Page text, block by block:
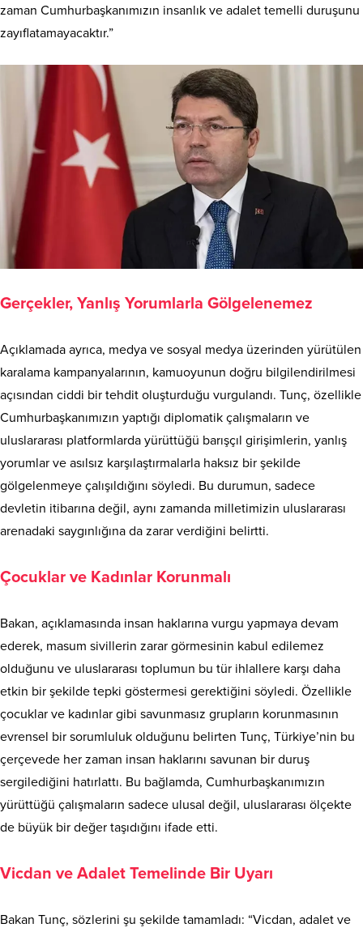
zaman Cumhurbaşkanımızın insanlık ve adalet temelli duruşunu
zayıflatamayacaktır.”
Gerçekler, Yanlış Yorumlarla Gölgelenemez
Açıklamada ayrıca, medya ve sosyal medya üzerinden yürütülen
karalama kampanyalarının, kamuoyunun doğru bilgilendirilmesi
açısından ciddi bir tehdit oluşturduğu vurgulandı. Tunç, özellikle
Cumhurbaşkanımızın yaptığı diplomatik çalışmaların ve
uluslararası platformlarda yürüttüğü barışçıl girişimlerin, yanlış
yorumlar ve asılsız karşılaştırmalarla haksız bir şekilde
gölgelenmeye çalışıldığını söyledi. Bu durumun, sadece
devletin itibarına değil, aynı zamanda milletimizin uluslararası
arenadaki saygınlığına da zarar verdiğini belirtti.
Çocuklar ve Kadınlar Korunmalı
Bakan, açıklamasında insan haklarına vurgu yapmaya devam
ederek, masum sivillerin zarar görmesinin kabul edilemez
olduğunu ve uluslararası toplumun bu tür ihlallere karşı daha
etkin bir şekilde tepki göstermesi gerektiğini söyledi. Özellikle
çocuklar ve kadınlar gibi savunmasız grupların korunmasının
evrensel bir sorumluluk olduğunu belirten Tunç, Türkiye’nin bu
çerçevede her zaman insan haklarını savunan bir duruş
sergilediğini hatırlattı. Bu bağlamda, Cumhurbaşkanımızın
yürüttüğü çalışmaların sadece ulusal değil, uluslararası ölçekte
de büyük bir değer taşıdığını ifade etti.
Vicdan ve Adalet Temelinde Bir Uyarı
Bakan Tunç, sözlerini şu şekilde tamamladı: “Vicdan, adalet ve